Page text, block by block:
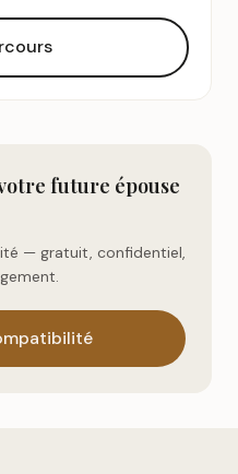
future épouse
— gratuit, confidentiel,